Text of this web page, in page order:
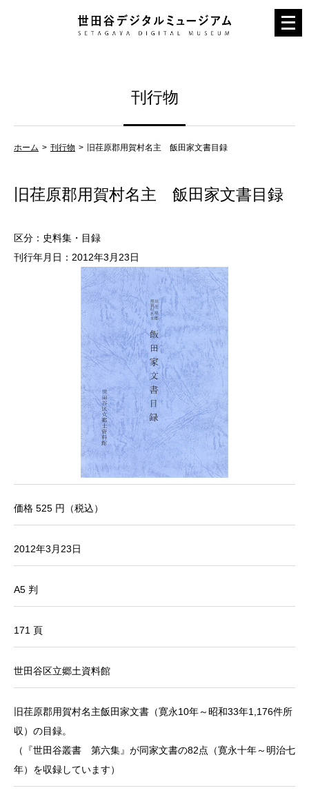
メ
ニ
刊行物
ホーム 刊行物 旧荏原郡用賀村名主 飯田家文書目録
旧荏原郡用賀村名主 飯田家文書目録
区分：史料集・目録
刊行年月日：2012年3月23日
価格 525 円（税込）
2012年3月23日
A5 判
171 頁
世田谷区立郷土資料館
旧荏原郡用賀村名主飯田家文書（寛永10年～昭和33年1,176件所
収）の目録。
（『世田谷叢書 第六集』が同家文書の82点（寛永十年～明治七
年）を収録しています）